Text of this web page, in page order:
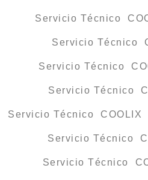
Servicio Técnico
Servicio Técnico
Servicio Técnico
Servicio Técnico
Servicio Técnico COOLIX
Servicio Técnico
Servicio Técnico